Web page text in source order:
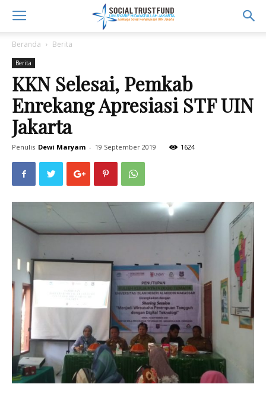
Beranda Berita
Berita
KKN Selesai, Pemkab
Enrekang Apresiasi STF UIN
Jakarta
Penulis Dewi Maryam - 19 September 2019 1624